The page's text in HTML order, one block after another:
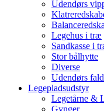
Udendørs
Legehus i træ
Sandkasse i
Stor bålhytte
Diverse
Udendørs
Legepladsudstyr
Legetårne &
Gynger